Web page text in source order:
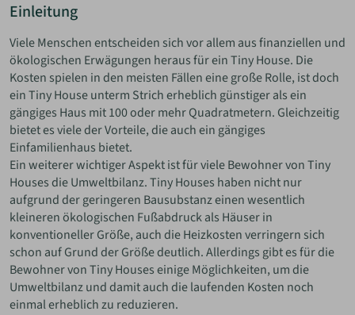
Einleitung
Viele Menschen entscheiden sich vor allem aus finanziellen und
ökologischen Erwägungen heraus für ein Tiny House. Die
Kosten spielen in den meisten Fällen eine große Rolle, ist doch
ein Tiny House unterm Strich erheblich günstiger als ein
gängiges Haus mit 100 oder mehr Quadratmetern. Gleichzeitig
bietet es viele der Vorteile, die auch ein gängiges
Einfamilienhaus bietet.
Ein weiterer wichtiger Aspekt ist für viele Bewohner von Tiny
Houses die Umweltbilanz. Tiny Houses haben nicht nur
aufgrund der geringeren Bausubstanz einen wesentlich
kleineren ökologischen Fußabdruck als Häuser in
konventioneller Größe, auch die Heizkosten verringern sich
schon auf Grund der Größe deutlich. Allerdings gibt es für die
Bewohner von Tiny Houses einige Möglichkeiten, um die
Umweltbilanz und damit auch die laufenden Kosten noch
einmal erheblich zu reduzieren.